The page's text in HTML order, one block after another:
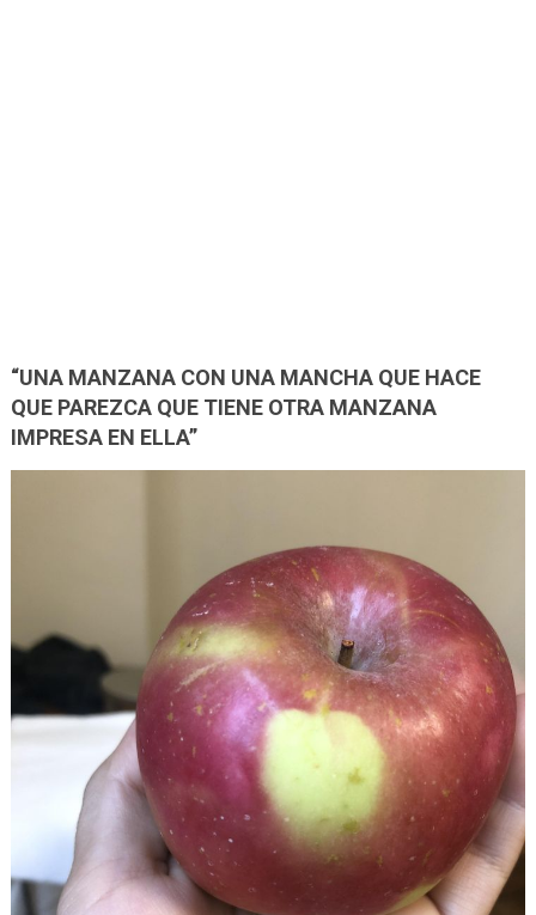
“UNA MANZANA CON UNA MANCHA QUE HACE
QUE PAREZCA QUE TIENE OTRA MANZANA
IMPRESA EN ELLA”